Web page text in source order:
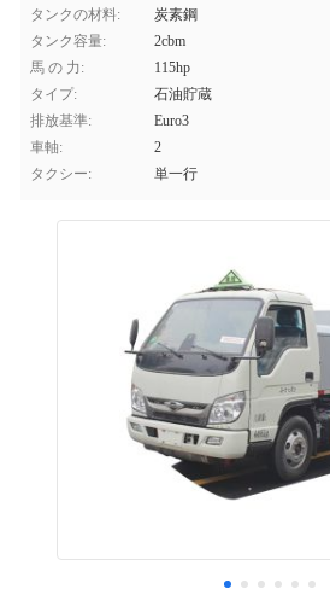
タンクの材料:
炭素鋼
タンク容量:
2cbm
馬 の 力:
115hp
タイプ:
石油貯蔵
排放基準:
Euro3
車軸:
2
タクシー:
単一行